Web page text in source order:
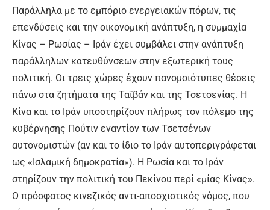
Παράλληλα με το εμπόριο ενεργειακών πόρων, τις
επενδύσεις και την οικονομική ανάπτυξη, η συμμαχία
Κίνας – Ρωσίας – Ιράν έχει συμβάλει στην ανάπτυξη
παράλληλων κατευθύνσεων στην εξωτερική τους
πολιτική. Οι τρεις χώρες έχουν πανομοιότυπες θέσεις
πάνω στα ζητήματα της Ταϊβάν και της Τσετσενίας. Η
Κίνα και το Ιράν υποστηρίζουν πλήρως τον πόλεμο της
κυβέρνησης Πούτιν εναντίον των Τσετσένων
αυτονομιστών (αν και το ίδιο το Ιράν αυτοπεριγράφεται
ως «Ισλαμική δημοκρατία»). Η Ρωσία και το Ιράν
στηρίζουν την πολιτική του Πεκίνου περί «μίας Κίνας».
Ο πρόσφατος κινεζικός αντι-αποσχιστικός νόμος, που